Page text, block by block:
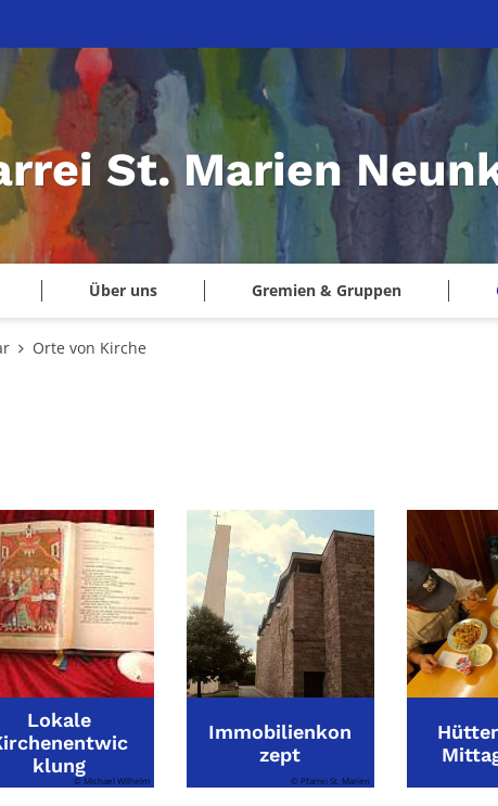
St. Marien
Über uns Gremien & Gruppen
Orte von Kirche
Lokale
klung
© Michael Wilhelm
Immobilienkon
zept
© Pfarrei St. Marien